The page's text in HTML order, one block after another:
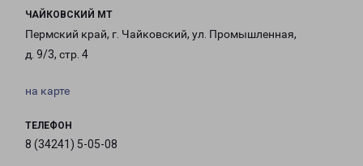
ЧАЙКОВСКИЙ МТ
Пермский край, г. Чайковский, ул. Промышленная,
д. 9/3, стр. 4
на карте
ТЕЛЕФОН
8 (34241) 5-05-08